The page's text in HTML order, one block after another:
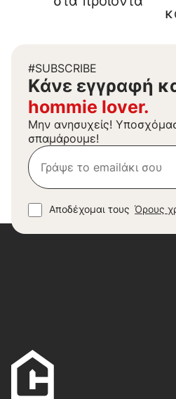
#SUBSCRIBE
Kάνε εγγραφή
hommie lover.
Μην ανησυχείς!
σπαμάρουμε!
Αποδέχομαι τους Όρους